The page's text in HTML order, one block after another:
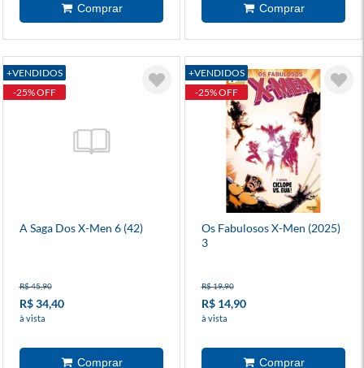
+VENDIDOS
-25% OFF
A Saga Dos X-Men 6 (42)
R$ 45,90
R$ 34,40
à vista
+VENDIDOS
-25% OFF
Os Fabulosos X-Men (2025)
3
R$ 19,90
R$ 14,90
à vista